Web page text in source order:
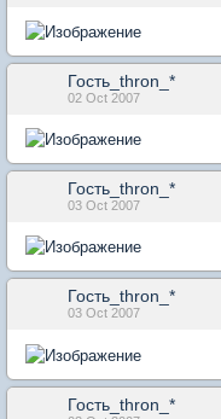
Гость_thron_*
02 Oct 2007
Гость_thron_*
03 Oct 2007
Гость_thron_*
03 Oct 2007
Гость_thron_*